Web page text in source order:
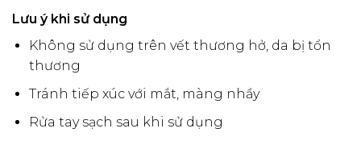
Lưu ý khi sử dụng
Không sử dụng trên vết thương hở, da bị tổn
thương
Tránh tiếp xúc với mắt, màng nhầy
Rửa tay sạch sau khi sử dụng